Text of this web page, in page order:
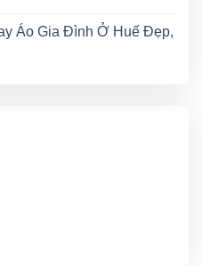
Áo Gia Đình Ở Huế Đẹp,